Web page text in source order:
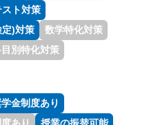
ト対策
)対策
数学特化対策
別特化対策
金制度あり